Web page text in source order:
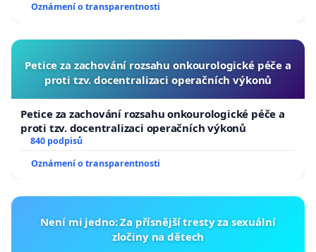
Oznámení o transparentnosti
Petice za zachování rozsahu onkourologické péče a
proti tzv. docentralizaci operačních výkonů
Petice za zachování rozsahu onkourologické péče a
proti tzv. docentralizaci operačních výkonů
840 podpisů
Oznámení o transparentnosti
Není mi jedno: Za přísnější tresty za sexuální
zločiny na dětech